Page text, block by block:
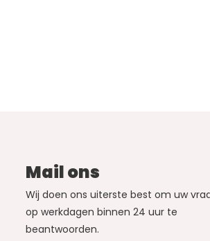
Mail ons
Wij doen ons uiterste best om uw
op werkdagen binnen 24 uur te
beantwoorden.